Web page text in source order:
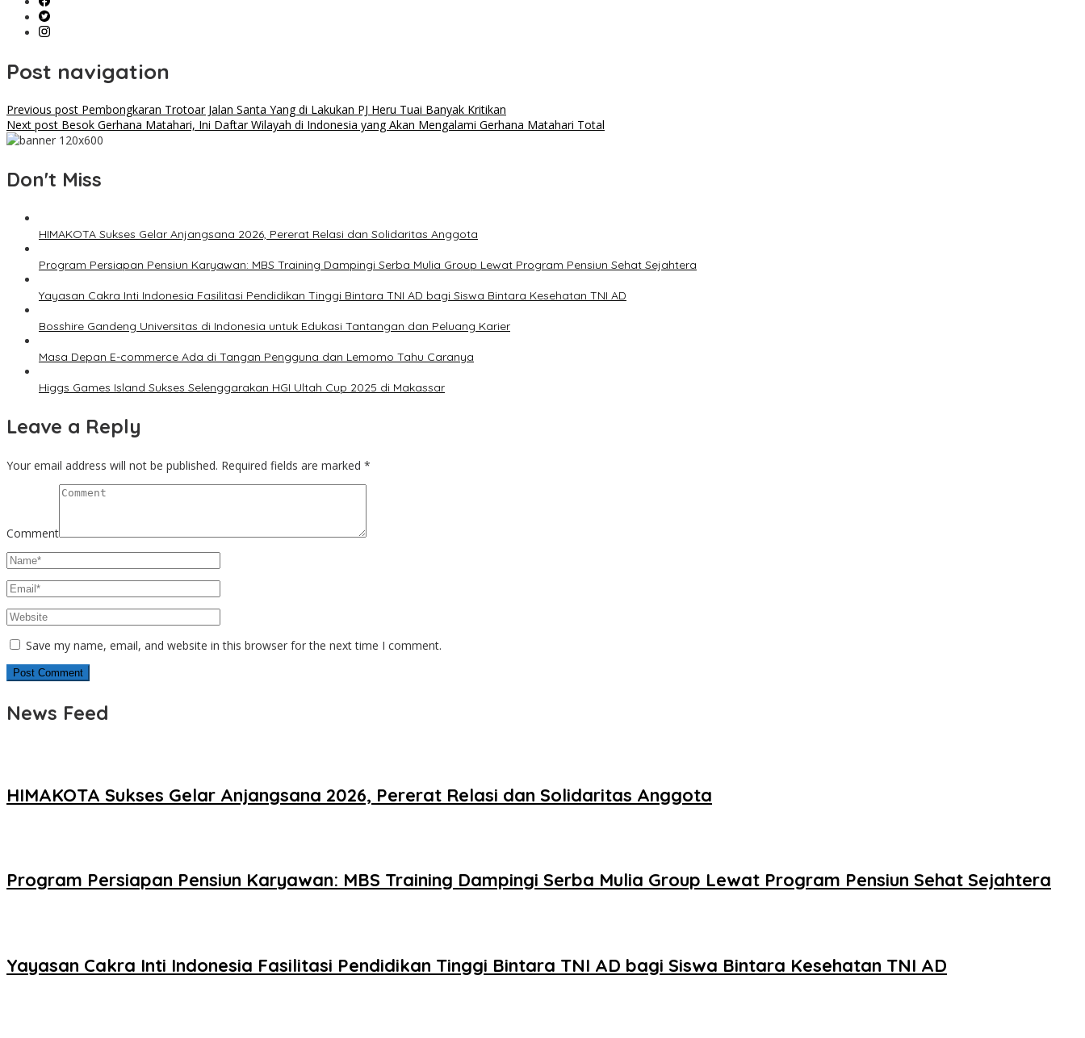
Post navigation
Previous post Pembongkaran Trotoar Jalan Santa Yang di Lakukan PJ Heru Tuai Banyak Kritikan
Next post Besok Gerhana Matahari, Ini Daftar Wilayah di Indonesia yang Akan Mengalami Gerhana Matahari Total
Don't Miss
HIMAKOTA Sukses Gelar Anjangsana 2026, Pererat Relasi dan Solidaritas Anggota
Program Persiapan Pensiun Karyawan: MBS Training Dampingi Serba Mulia Group Lewat Program Pensiun Sehat Sejahtera
Yayasan Cakra Inti Indonesia Fasilitasi Pendidikan Tinggi Bintara TNI AD bagi Siswa Bintara Kesehatan TNI AD
Bosshire Gandeng Universitas di Indonesia untuk Edukasi Tantangan dan Peluang Karier
Masa Depan E-commerce Ada di Tangan Pengguna dan Lemomo Tahu Caranya
Higgs Games Island Sukses Selenggarakan HGI Ultah Cup 2025 di Makassar
Leave a Reply
Your email address will not be published. Required fields are marked *
Comment
Save my name, email, and website in this browser for the next time I comment.
News Feed
HIMAKOTA Sukses Gelar Anjangsana 2026, Pererat Relasi dan Solidaritas Anggota
Program Persiapan Pensiun Karyawan: MBS Training Dampingi Serba Mulia Group Lewat Program Pensiun Sehat Sejahtera
Yayasan Cakra Inti Indonesia Fasilitasi Pendidikan Tinggi Bintara TNI AD bagi Siswa Bintara Kesehatan TNI AD